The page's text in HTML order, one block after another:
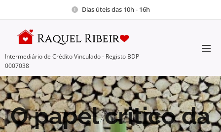
Dias úteis das 10h - 16h
Intermediário de Crédito Vinculado - Registo BDP
0007038
O papel critico da